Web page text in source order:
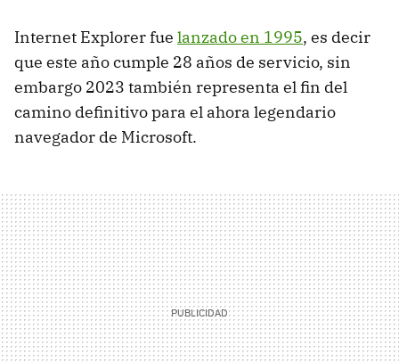
Internet Explorer fue lanzado en 1995, es decir
que este año cumple 28 años de servicio, sin
embargo 2023 también representa el fin del
camino definitivo para el ahora legendario
navegador de Microsoft.